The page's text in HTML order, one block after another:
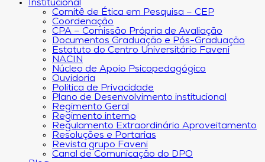
Institucional
Comitê de Ética em Pesquisa – CEP
Coordenação
CPA – Comissão Própria de Avaliação
Documentos Graduação e Pós-Graduação
Estatuto do Centro Universitário Faveni
NACIN
Núcleo de Apoio Psicopedagógico
Ouvidoria
Política de Privacidade
Plano de Desenvolvimento institucional
Regimento Geral
Regimento interno
Regulamento Extraordinário Aproveitamento
Resoluções e Portarias
Revista grupo Faveni
Canal de Comunicação do DPO